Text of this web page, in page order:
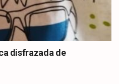
disfrazada de